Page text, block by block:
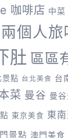
咖啡店 中菜
兩個人旅
肚 區區
景點 台北美食 台
菜 曼谷 曼
東京美食 東
景點 澳門美食